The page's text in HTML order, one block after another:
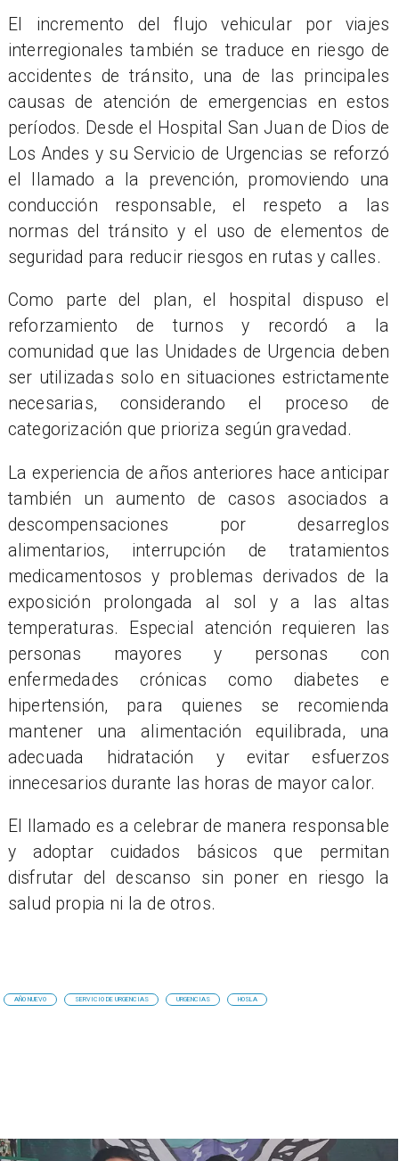
El incremento del flujo vehicular por viajes
interregionales también se traduce en riesgo de
accidentes de tránsito, una de las principales
causas de atención de emergencias en estos
períodos. Desde el Hospital San Juan de Dios de
Los Andes y su Servicio de Urgencias se reforzó
el llamado a la prevención, promoviendo una
conducción responsable, el respeto a las
normas del tránsito y el uso de elementos de
seguridad para reducir riesgos en rutas y calles.
Como parte del plan, el hospital dispuso el
reforzamiento de turnos y recordó a la
comunidad que las Unidades de Urgencia deben
ser utilizadas solo en situaciones estrictamente
necesarias, considerando el proceso de
categorización que prioriza según gravedad.
La experiencia de años anteriores hace anticipar
también un aumento de casos asociados a
descompensaciones por desarreglos
alimentarios, interrupción de tratamientos
medicamentosos y problemas derivados de la
exposición prolongada al sol y a las altas
temperaturas. Especial atención requieren las
personas mayores y personas con
enfermedades crónicas como diabetes e
hipertensión, para quienes se recomienda
mantener una alimentación equilibrada, una
adecuada hidratación y evitar esfuerzos
innecesarios durante las horas de mayor calor.
El llamado es a celebrar de manera responsable
y adoptar cuidados básicos que permitan
disfrutar del descanso sin poner en riesgo la
salud propia ni la de otros.
AÑO NUEVO SERVICIO DE URGENCIAS URGENCIAS HOSLA